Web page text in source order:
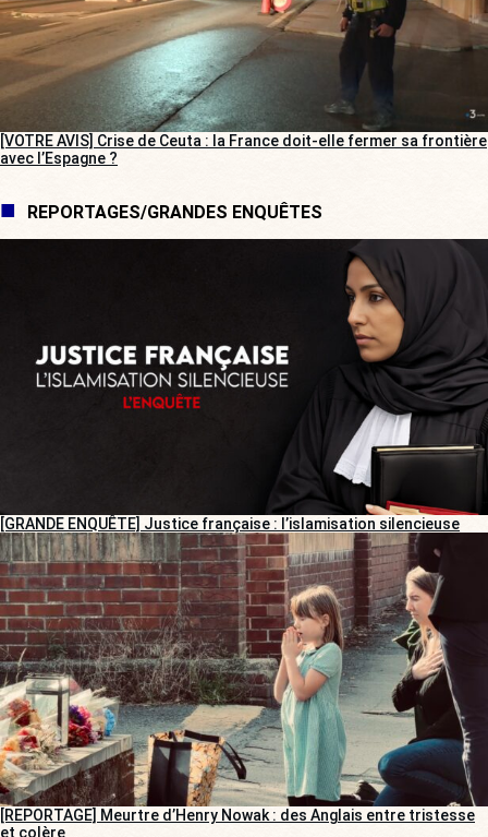
[VOTRE AVIS] Crise de Ceuta : la France doit-elle fermer sa frontière
avec l’Espagne ?
REPORTAGES/GRANDES ENQUÊTES
[GRANDE ENQUÊTE] Justice française : l’islamisation silencieuse
[REPORTAGE] Meurtre d’Henry Nowak : des Anglais entre tristesse
et colère